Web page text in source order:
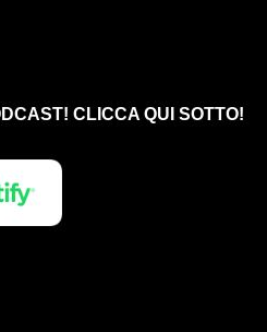
CLICCA QUI SOTTO!